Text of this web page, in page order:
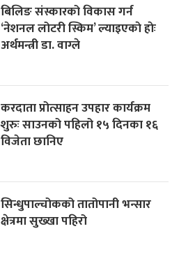
बिलिङ संस्कारको विकास गर्न
‘नेशनल लोटरी स्किम’ ल्याइएकाे हाेः
अर्थमन्त्री डा. वाग्ले
करदाता प्रोत्साहन उपहार कार्यक्रम
शुरुः साउनको पहिलो १५ दिनका १६
विजेता छानिए
सिन्धुपाल्चोकको तातोपानी भन्सार
क्षेत्रमा सुख्खा पहिरो